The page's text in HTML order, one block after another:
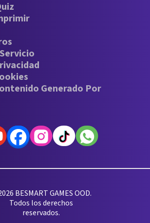
Generado Por
BESMART GAMES OOD.
Todos los derechos
reservados.